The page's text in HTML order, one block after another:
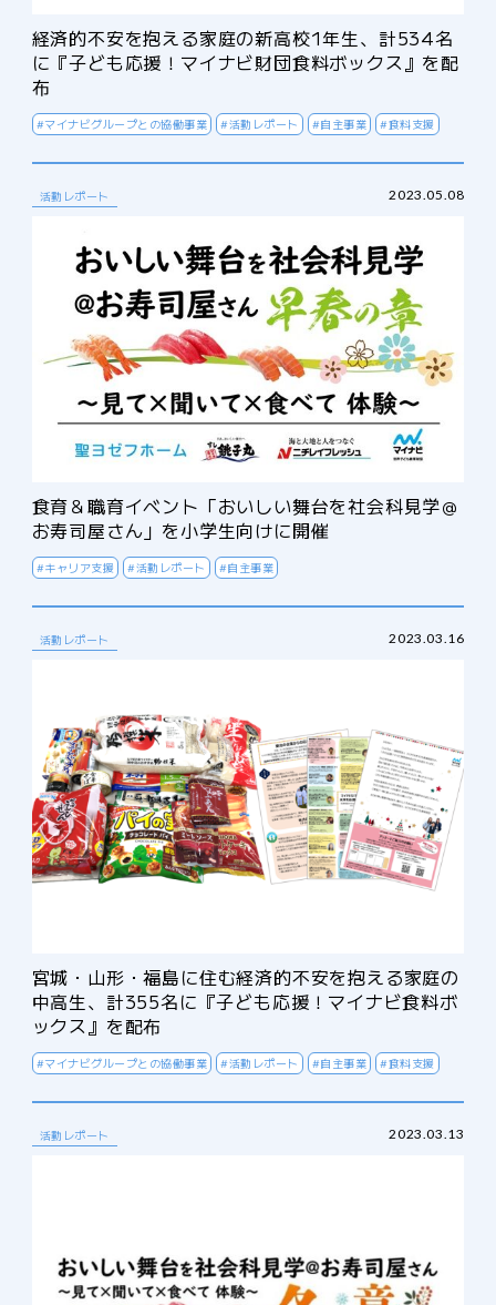
経済的不安を抱える家庭の新高校1年生、計534名
に『子ども応援！マイナビ財団食料ボックス』を配
布
#マイナビグループとの協働事業 #活動レポート #自主事業 #食料支援
活動レポート 2023.05.08
食育＆職育イベント「おいしい舞台を社会科見学＠
お寿司屋さん」を小学生向けに開催
#キャリア支援 #活動レポート #自主事業
活動レポート 2023.03.16
宮城・山形・福島に住む経済的不安を抱える家庭の
中高生、計355名に『子ども応援！マイナビ食料ボ
ックス』を配布
#マイナビグループとの協働事業 #活動レポート #自主事業 #食料支援
活動レポート 2023.03.13